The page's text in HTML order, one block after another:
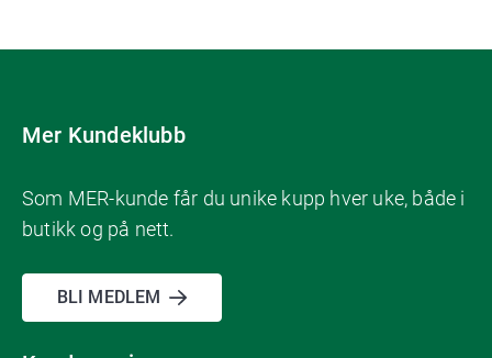
Mer Kundeklubb
Som MER-kunde får du unike kupp hver uke, både i
butikk og på nett.
BLI MEDLEM